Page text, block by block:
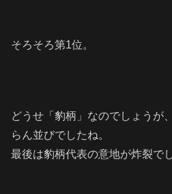
そろそろ第1位。
どうせ「豹柄」なのでしょうが
らん並びでしたね。
最後は豹柄代表の意地が炸裂で